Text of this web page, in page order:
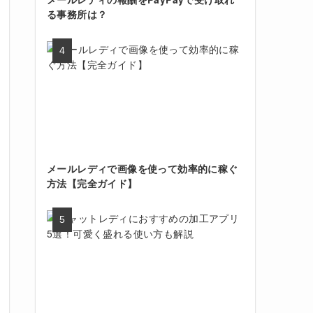
る事務所は？
メールレディで画像を使って効率的に稼ぐ
方法【完全ガイド】